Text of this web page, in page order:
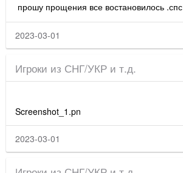
прошу прощения все востановилось .спс
2023-03-01
Игроки из СНГ/УКР и т.д.
Screenshot_1.pn
2023-03-01